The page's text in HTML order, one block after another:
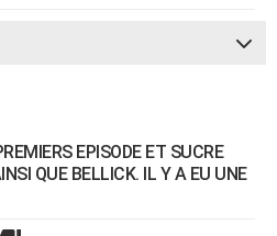
EPISODE ET SUCRE
QUE BELLICK. IL Y A EU UNE